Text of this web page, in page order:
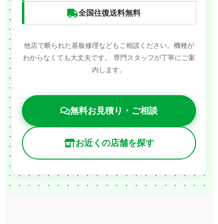
全国往復送料無料
他店で断られた基板修理などもご相談ください。機種が
わからなくても大丈夫です。
専門スタッフが丁寧にご案
内します。
無料お見積り・ご相談
お近くの店舗を探す